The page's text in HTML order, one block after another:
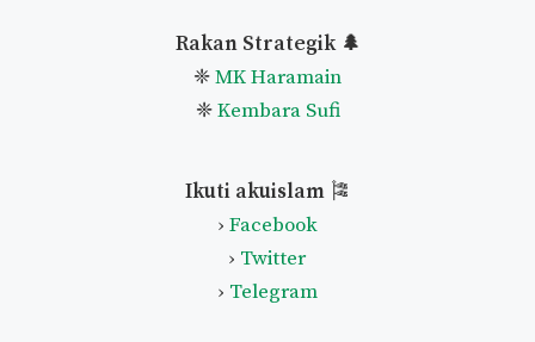
Rakan Strategik 🌲
❈MK Haramain
❈Kembara Sufi
Ikuti akuislam 🎏
› Facebook
› Twitter
› Telegram